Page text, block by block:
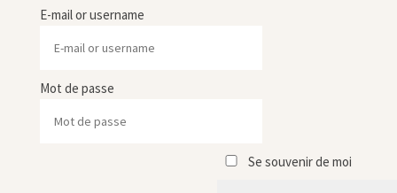
E-mail or username
Mot de passe
Se souvenir de moi